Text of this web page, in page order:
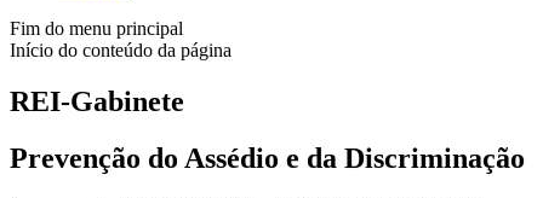
Fim do menu principal
Início do conteúdo da página
REI-Gabinete
Prevenção do Assédio e da Discriminação